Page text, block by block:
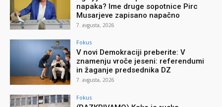
napaka? Ime druge sopotnice Pirc
Musarjeve zapisano napačno
7. avgusta, 2026
Fokus
V novi Demokraciji preberite: V
znamenju vroče jeseni: referendumi
in žaganje predsednika DZ
7. avgusta, 2026
Fokus